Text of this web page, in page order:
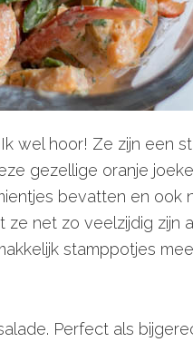
wel hoor! Ze zijn een
gezellige oranje
bevatten en ook
ze net zo veelzijdig zijn
stamppotjes
Perfect als